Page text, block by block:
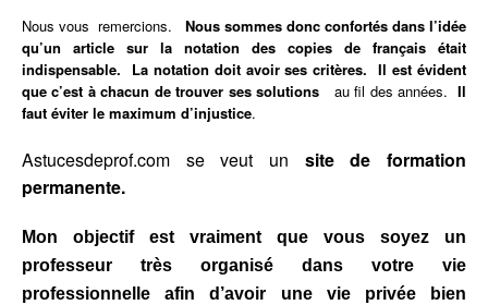
Nous vous remercions.
Nous sommes donc confortés dans l’idée
qu’un article sur la notation des copies de français était
indispensable. La notation doit avoir ses critères. Il est évident
que c’est à chacun de trouver ses solutions
au fil des années. Il
faut éviter le maximum d’injustice.
Astucesdeprof.com se veut un site de formation
permanente.
Mon objectif est vraiment que vous soyez un
professeur très organisé dans votre vie
professionnelle afin d’avoir une vie privée bien